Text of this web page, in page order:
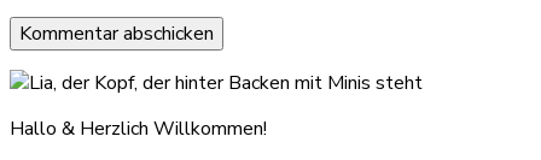
Hallo & Herzlich Willkommen!